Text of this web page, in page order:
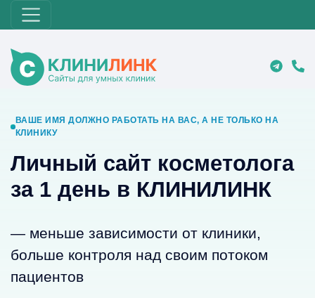
ВАШЕ ИМЯ ДОЛЖНО РАБОТАТЬ НА ВАС, А НЕ ТОЛЬКО НА
КЛИНИКУ
Личный сайт косметолога
за 1 день в КЛИНИЛИНК
— меньше зависимости от клиники,
больше контроля над своим потоком
пациентов